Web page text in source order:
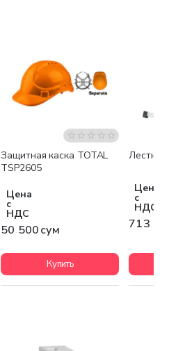
Защитная каска TOTAL
TSP2605
Цена
с
НДС
50 500 сум
Купить
Цена
с
НДС
713